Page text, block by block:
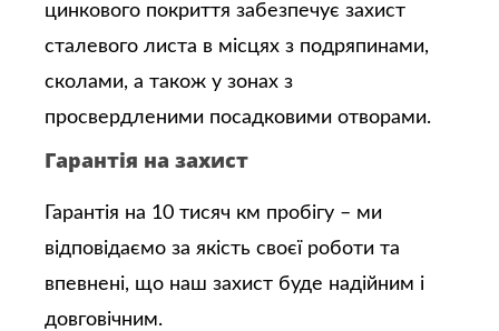
цинкового покриття забезпечує захист
сталевого листа в місцях з подряпинами,
сколами, а також у зонах з
просвердленими посадковими отворами.
Гарантія на захист
Гарантія на 10 тисяч км пробігу – ми
відповідаємо за якість своєї роботи та
впевнені, що наш захист буде надійним і
довговічним.